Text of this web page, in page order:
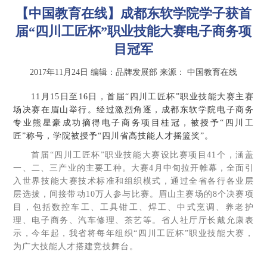
【中国教育在线】成都东软学院学子获首
届“四川工匠杯”职业技能大赛电子商务项
目冠军
2017年11月24日 编辑：品牌发展部 来源： 中国教育在线
11 月 15 日至 16 日，首届“四川工匠杯”职业技能大赛主赛
场决赛在眉山举行。经过激烈角逐，成都东软学院电子商务
专业熊星豪成功摘得电子商务项目桂冠，被授予“四川工
匠”称号，学院被授予“四川省高技能人才摇篮奖”。
首届“四川工匠杯”职业技能大赛设比赛项目41 个，涵盖
一、二、三产业的主要工种。大赛4 月中旬拉开帷幕，全面引
入世界技能大赛技术标准和组织模式，通过全省各行各业层
层选拔，间接带动 10万人参与比赛。眉山主赛场的8个决赛项
目，包括数控车工、工具钳工、焊工、中式烹调、养老护
理、电子商务、汽车修理、茶艺等。省人社厅厅长戴允康表
示，今年起，我省将每年组织“四川工匠杯”职业技能大赛，
为广大技能人才搭建竞技舞台。